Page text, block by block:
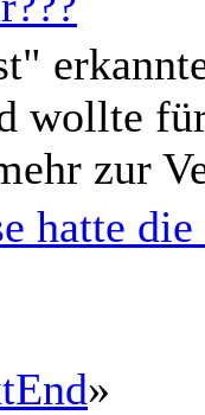
wollte
zur
End»